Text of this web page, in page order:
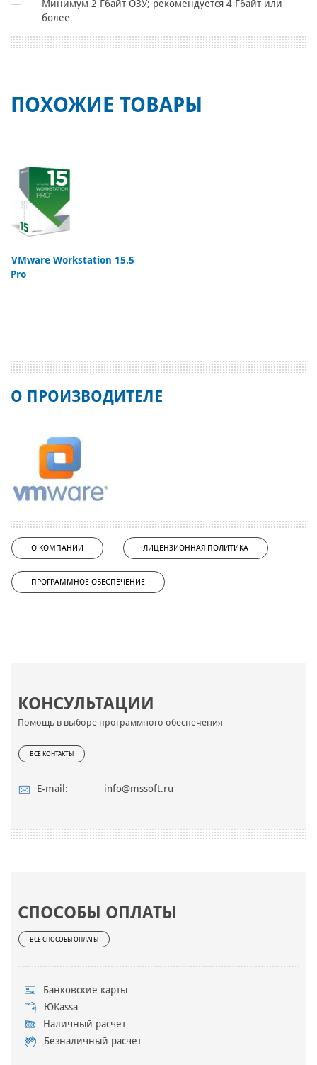
КОНСУЛЬТАЦИИ
Помощь в выборе программного обеспечения
ВСЕ КОНТАКТЫ
E-mail: info@mssoft.ru
СПОСОБЫ ОПЛАТЫ
ВСЕ СПОСОБЫ ОПЛАТЫ
Банковские карты
ЮKassa
Наличный расчет
Безналичный расчет
Минимум 2 Гбайт ОЗУ; рекомендуется 4 Гбайт или
более
ПОХОЖИЕ ТОВАРЫ
VMware Workstation 15.5
Pro
О ПРОИЗВОДИТЕЛЕ
О КОМПАНИИ ЛИЦЕНЗИОННАЯ ПОЛИТИКА
ПРОГРАММНОЕ ОБЕСПЕЧЕНИЕ